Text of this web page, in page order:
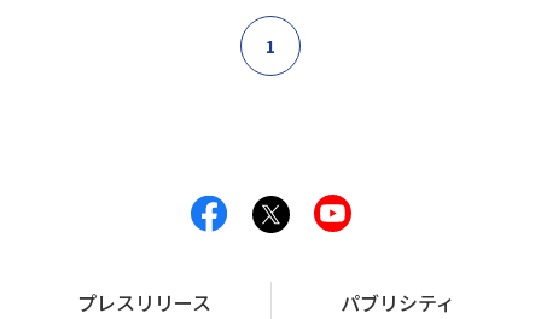
1
プレスリリース
パブリシティ